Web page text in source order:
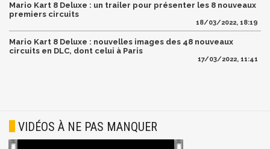
Mario Kart 8 Deluxe : un trailer pour présenter les 8 nouveaux
premiers circuits
18/03/2022, 18:19
Mario Kart 8 Deluxe : nouvelles images des 48 nouveaux
circuits en DLC, dont celui à Paris
17/03/2022, 11:41
VIDÉOS À NE PAS MANQUER